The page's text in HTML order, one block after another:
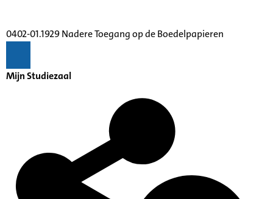
0402-01.1929 Nadere Toegang op de Boedelpapieren
Mijn Studiezaal